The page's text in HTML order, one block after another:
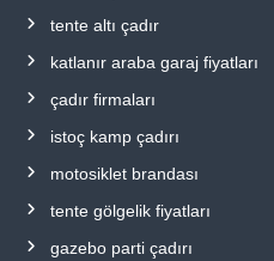
tente altı çadır
katlanır araba garaj fiyatları
çadır firmaları
istoç kamp çadırı
motosiklet brandası
tente gölgelik fiyatları
gazebo parti çadırı